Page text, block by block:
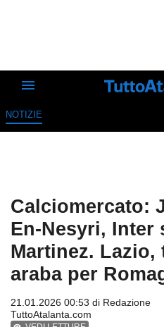
NOTIZIE
Calciomercato:
En-Nesyri, Inter
Martinez. Lazio,
araba per
21.01.2026 00:53 di Redazione
TuttoAtalanta.com